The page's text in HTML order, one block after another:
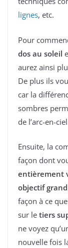
lignes, etc.
Pour
dos au soleil
aurez ainsi
De plus ils
car la
sombres
de l’arc-en-
Ensuite, la
façon dont
entièrement
objectif
façon à ce
sur le tiers
ne voyez
nouvelle fois